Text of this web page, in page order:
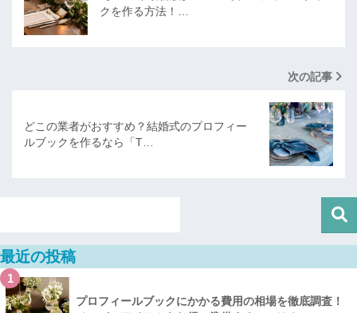
クを作る方法！…
次の記事
どこの業者がおすすめ？結婚式のプロフィー
ルブックを作るなら「T…
最近の投稿
1
プロフィールブックにかかる費用の相場を徹底調査！